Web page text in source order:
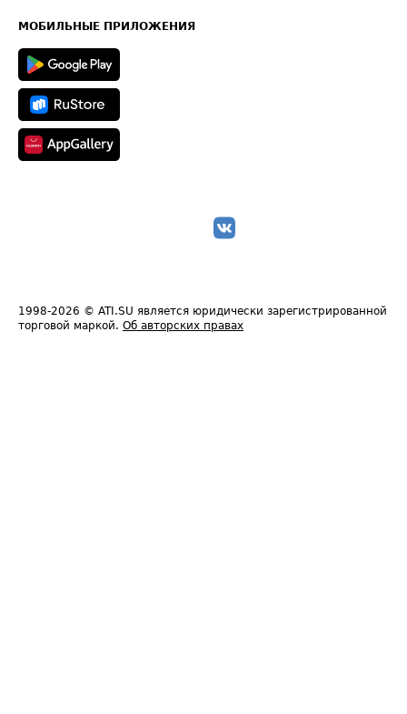
Техническая информация
МОБИЛЬНЫЕ ПРИЛОЖЕНИЯ
1998-2026 © ATI.SU является юридически зарегистрированной
торговой маркой. Об авторских правах